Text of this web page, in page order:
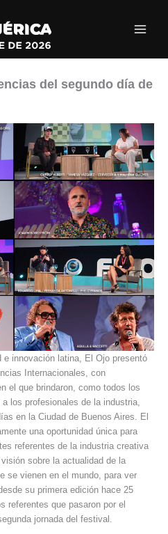
del segundo día de
e innovación latina, El Ojo presentó
Internacionales, con
el que brindaron, como todos los
los profesionales de la industria,
en la Ciudad de Buenos Aires. El
una oportunidad única para
referentes de la industria creativa
sobre la actualidad de la
se vienen en el mundo, para ver
su primera edición hace 25
referentes que pasaron por el
jornada del festival.